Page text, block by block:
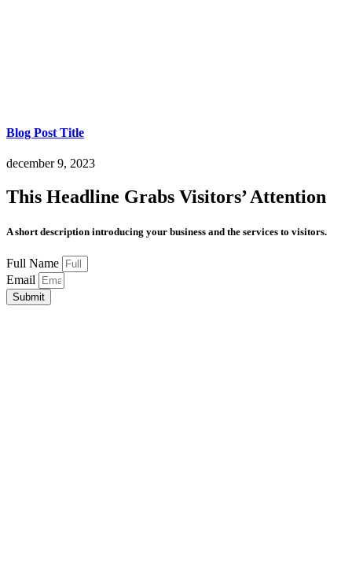
Blog Post Title
december 9, 2023
This Headline Grabs Visitors’ Attention
A short description introducing your business and the services to visitors.
Full Name
Email
Submit